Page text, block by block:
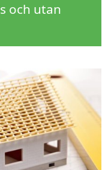
och utan